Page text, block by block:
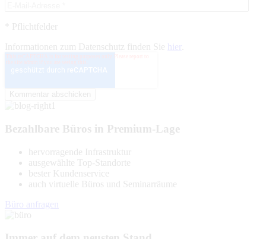
* Pflichtfelder
Informationen zum Datenschutz finden Sie
hier
Bezahlbare Büros in Premium-Lage
hervorragende Infrastruktur
ausgewählte Top-Standorte
bester Kundenservice
auch virtuelle Büros und Seminarräume
Büro anfragen